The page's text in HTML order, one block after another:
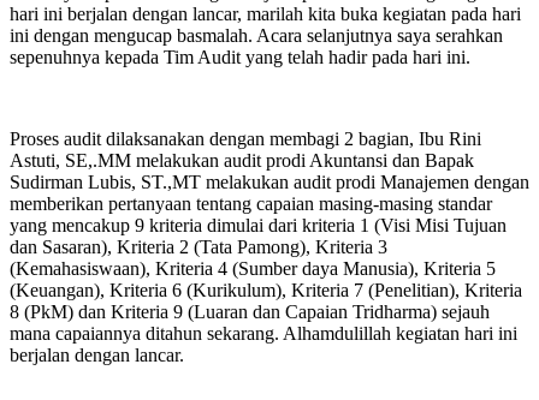
hari ini berjalan dengan lancar, marilah kita buka kegiatan pada hari
ini dengan mengucap basmalah. Acara selanjutnya saya serahkan
sepenuhnya kepada Tim Audit yang telah hadir pada hari ini.
Proses audit dilaksanakan dengan membagi 2 bagian, Ibu Rini
Astuti, SE,.MM melakukan audit prodi Akuntansi dan Bapak
Sudirman Lubis, ST.,MT melakukan audit prodi Manajemen dengan
memberikan pertanyaan tentang capaian masing-masing standar
yang mencakup 9 kriteria dimulai dari kriteria 1 (Visi Misi Tujuan
dan Sasaran), Kriteria 2 (Tata Pamong), Kriteria 3
(Kemahasiswaan), Kriteria 4 (Sumber daya Manusia), Kriteria 5
(Keuangan), Kriteria 6 (Kurikulum), Kriteria 7 (Penelitian), Kriteria
8 (PkM) dan Kriteria 9 (Luaran dan Capaian Tridharma) sejauh
mana capaiannya ditahun sekarang. Alhamdulillah kegiatan hari ini
berjalan dengan lancar.